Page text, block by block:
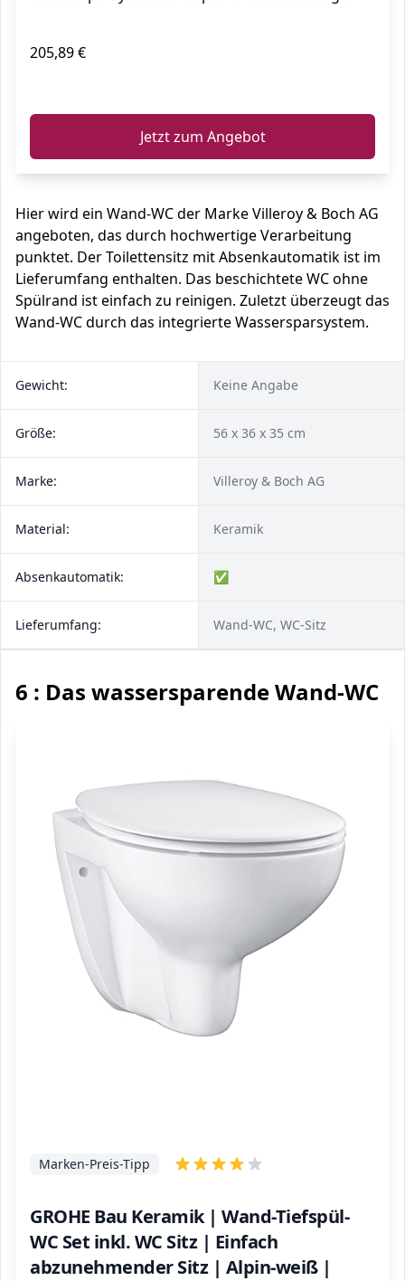
205,89 €
Jetzt zum Angebot
Hier wird ein Wand-WC der Marke Villeroy & Boch AG
angeboten, das durch hochwertige Verarbeitung
punktet. Der Toilettensitz mit Absenkautomatik ist im
Lieferumfang enthalten. Das beschichtete WC ohne
Spülrand ist einfach zu reinigen. Zuletzt überzeugt das
Wand-WC durch das integrierte Wassersparsystem.
Gewicht: Keine Angabe
Größe: 56 x 36 x 35 cm
Marke: Villeroy & Boch AG
Material: Keramik
Absenkautomatik: ✅
Lieferumfang: Wand-WC, WC-Sitz
6 : Das wassersparende Wand-WC
GROHE Bau Keramik | Wand-Tiefspül-
WC Set inkl. WC Sitz | Einfach
abzunehmender Sitz | Alpin-weiß |
Marken-Preis-Tipp